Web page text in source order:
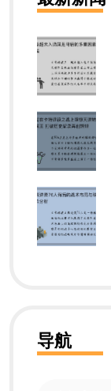
导航